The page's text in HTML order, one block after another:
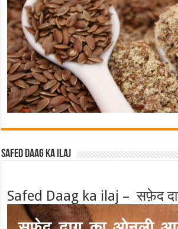
Safed Daag ka ilaj
Safed Daag ka ilaj – सफ़ेद